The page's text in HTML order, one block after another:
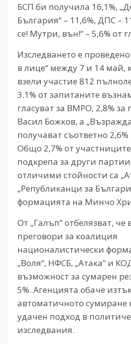
БСП би получила 16,1%,
България“ – 11,6%, ДПС –
се! Мутри, вън!“ – 5,6% от
Изследването е
в лице“ между 7 и 14 май,
взели участие 812
3.1% от запитаните
гласуват за ВМРО, 2,8% за
Васил Божков, а
получават съответно
Общо 2,7% от
подкрепа за други партии
отличими стойности са
„Републиканци за
формацията на Минчо
От „Галъп” отбелязват,
преговори за коалиция
националистически
„Воля“, НФСБ, „Атака“ и
възможност за сумарен
5%. Агенцията обаче
автоматичното сумиране
удачен подход в
изследвания.